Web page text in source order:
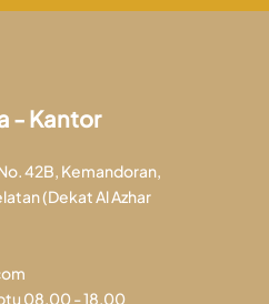
- Kantor
42B, Kemandoran,
(Dekat Al Azhar
08.00 - 18.00